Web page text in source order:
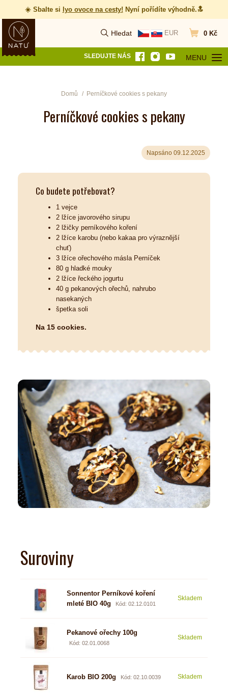
☀️ Sbalte si lyo ovoce na cesty! Nyní pořídíte výhodně.🔝
Hledat
Vyhledat
EUR
Přejít do
0 Kč
SLEDUJTE NÁS MENU
OTEVŘÍT
Domů Perníčkové cookies s pekany
Perníčkové cookies s pekany
Napsáno 09.12.2025
Co budete potřebovat?
1 vejce
2 lžíce javorového sirupu
2 lžičky perníkového koření
2 lžíce karobu (nebo kakaa pro výraznější
chuť)
3 lžíce ořechového másla Perníček
80 g hladké mouky
2 lžíce řeckého jogurtu
40 g pekanových ořechů, nahrubo
nasekaných
špetka soli
Na 15 cookies.
Suroviny
Sonnentor Perníkové koření
mleté BIO 40g
Kód: 02.12.0101
Skladem
Pekanové ořechy 100g
Kód: 02.01.0068
Skladem
Karob BIO 200g Kód: 02.10.0039 Skladem